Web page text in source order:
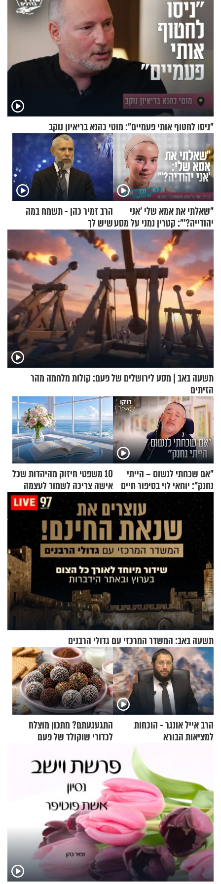
"ניסו לחטוף אותי פעמיים": מוטי כהנא בריאיון נוקב
"שאלתי את אמא שלי 'אני
יהודייה?'": קטרין נמני על מסע
ההתחזקות המרגש
הרב זמיר כהן - תשמח במה
שיש לך
תשעה באב | מסע לירושלים של פעם: קולות מלחמה מהר
הזיתים
"אם שכחתי לנשום – הייתי
נחנק": יוחאי לוי בסיפור חיים
מעורר השראה
10 משפטי חיזוק מהיהדות שכל
אישה צריכה לשמור לעצמה
תשעה באב: המשדר המרכזי עם גדולי הרבנים
הרב אייל אונגר - הוכחות
למציאות הבורא
התגעגעתם? מתכון מוצלח
לכדורי שוקולד של פעם